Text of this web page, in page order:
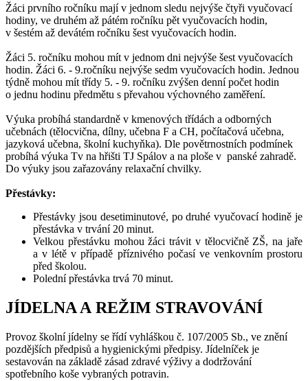
Žáci prvního ročníku mají v jednom sledu nejvýše čtyři vyučovací
hodiny, ve druhém až pátém ročníku pět vyučovacích hodin,
v šestém až devátém ročníku šest vyučovacích hodin.
Žáci 5. ročníku mohou mít v jednom dni nejvýše šest vyučovacích
hodin. Žáci 6. - 9.ročníku nejvýše sedm vyučovacích hodin. Jednou
týdně mohou mít třídy 5. - 9. ročníku zvýšen denní počet hodin
o jednu hodinu předmětu s převahou výchovného zaměření.
Výuka probíhá standardně v kmenových třídách a odborných
učebnách (tělocvična, dílny, učebna F a CH, počítačová učebna,
jazyková učebna, školní kuchyňka). Dle povětrnostních podmínek
probíhá výuka Tv na hřišti TJ Spálov a na ploše v panské zahradě.
Do výuky jsou zařazovány relaxační chvilky.
Přestávky:
Přestávky jsou desetiminutové, po druhé vyučovací hodině je
přestávka v trvání 20 minut.
Velkou přestávku mohou žáci trávit v tělocvičně ZŠ, na jaře
a v létě v případě příznivého počasí ve venkovním prostoru
před školou.
Polední přestávka trvá 70 minut.
JÍDELNA A REŽIM STRAVOVÁNÍ
Provoz školní jídelny se řídí vyhláškou č. 107/2005 Sb., ve znění
pozdějších předpisů a hygienickými předpisy. Jídelníček je
sestavován na základě zásad zdravé výživy a dodržování
spotřebního koše vybraných potravin.